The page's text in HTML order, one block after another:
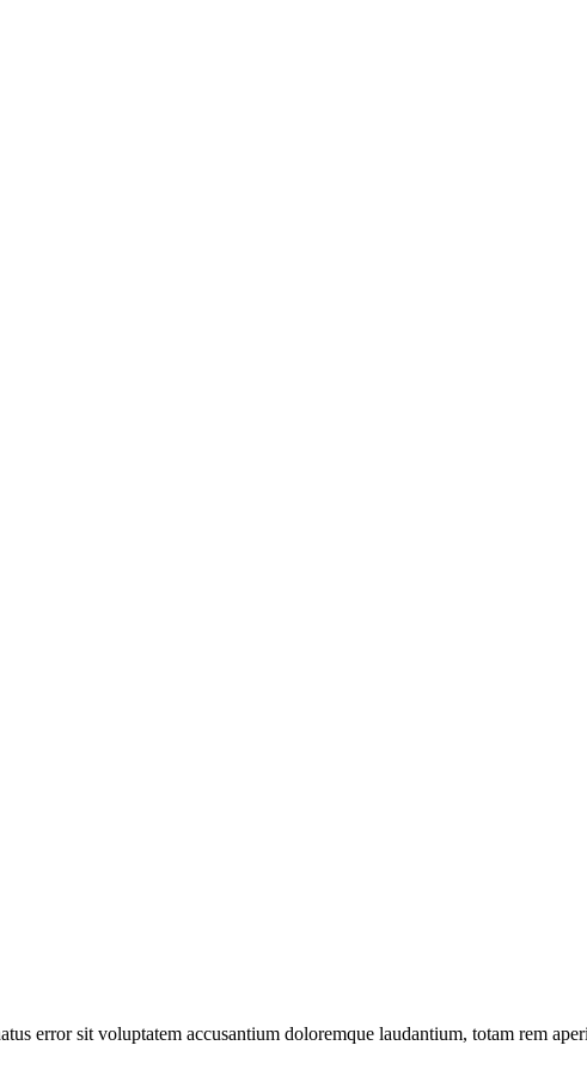
error sit voluptatem accusantium doloremque laudantium, totam rem